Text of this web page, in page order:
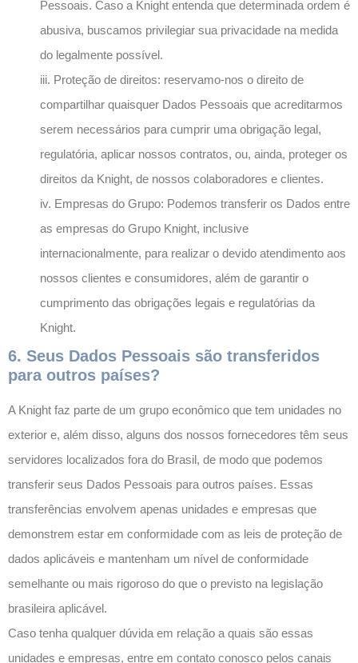
Pessoais. Caso a Knight entenda que determinada ordem é
abusiva, buscamos privilegiar sua privacidade na medida
do legalmente possível.
iii. Proteção de direitos: reservamo-nos o direito de
compartilhar quaisquer Dados Pessoais que acreditarmos
serem necessários para cumprir uma obrigação legal,
regulatória, aplicar nossos contratos, ou, ainda, proteger os
direitos da Knight, de nossos colaboradores e clientes.
iv. Empresas do Grupo: Podemos transferir os Dados entre
as empresas do Grupo Knight, inclusive
internacionalmente, para realizar o devido atendimento aos
nossos clientes e consumidores, além de garantir o
cumprimento das obrigações legais e regulatórias da
Knight.
6. Seus Dados Pessoais são transferidos
para outros países?
A Knight faz parte de um grupo econômico que tem unidades no
exterior e, além disso, alguns dos nossos fornecedores têm seus
servidores localizados fora do Brasil, de modo que podemos
transferir seus Dados Pessoais para outros países. Essas
transferências envolvem apenas unidades e empresas que
demonstrem estar em conformidade com as leis de proteção de
dados aplicáveis e mantenham um nível de conformidade
semelhante ou mais rigoroso do que o previsto na legislação
brasileira aplicável.
Caso tenha qualquer dúvida em relação a quais são essas
unidades e empresas, entre em contato conosco pelos canais